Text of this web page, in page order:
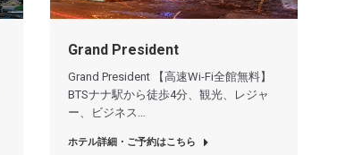
Grand President
Grand President 【高速Wi-Fi全館無料】
BTSナナ駅から徒歩4分、観光、レジャ
ー、ビジネス…
ホテル詳細・ご予約はこちら